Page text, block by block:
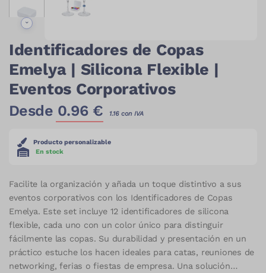
Identificadores de Copas
Emelya | Silicona Flexible |
Eventos Corporativos
Desde 0.96€ 1.16con IVA
Producto personalizable
En stock
Facilite la organización y añada un toque distintivo a sus
eventos corporativos con los Identificadores de Copas
Emelya. Este set incluye 12 identificadores de silicona
flexible, cada uno con un color único para distinguir
fácilmente las copas. Su durabilidad y presentación en un
práctico estuche los hacen ideales para catas, reuniones de
networking, ferias o fiestas de empresa. Una solución